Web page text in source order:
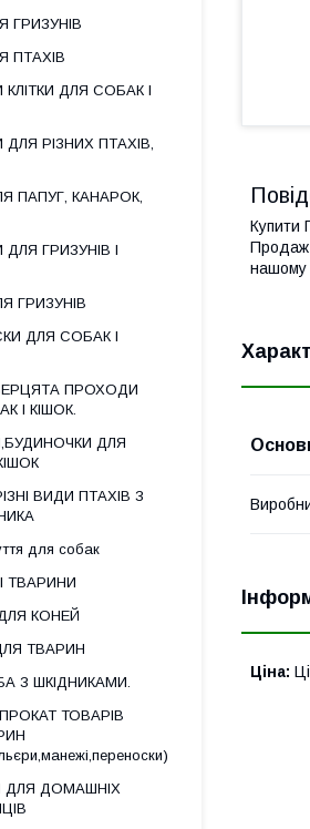
Купити
Продаж
нашому
Ціна:
ГРИЗУНІВ
ПТАХІВ
ДЛЯ СОБАК І
РІЗНИХ ПТАХІВ,
ПАПУГ, КАНАРОК,
ГРИЗУНІВ І
ГРИЗУНІВ
ДЛЯ СОБАК І
ПРОХОДИ
І КІШОК.
ДЛЯ
ВИДИ ПТАХІВ З
для собак
ТВАРИНИ
КОНЕЙ
ТВАРИН
З ШКІДНИКАМИ.
ТОВАРІВ
ДЛЯ ДОМАШНІХ